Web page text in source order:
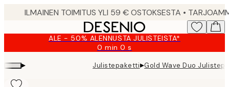
ALE - 50% ALENNUSTA JULISTEISTA*
0 min0 s
Voimassa
asti:
2026-
▸ Julistepaketti▸Gold Wave Duo